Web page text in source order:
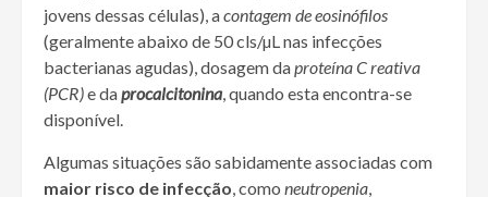
jovens dessas células), acontagem de eosinófilos
(geralmente abaixo de 50 cls/µL nas infecções
bacterianas agudas), dosagem daproteína C reativa
(PCR)e daprocalcitonina, quando esta encontra-se
disponível.
Algumas situações são sabidamente associadas com
maior risco de infecção, como neutropenia,